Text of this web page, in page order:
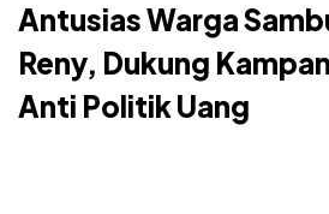
Antusias Warga
Reny, Dukung
Anti Politik Uang